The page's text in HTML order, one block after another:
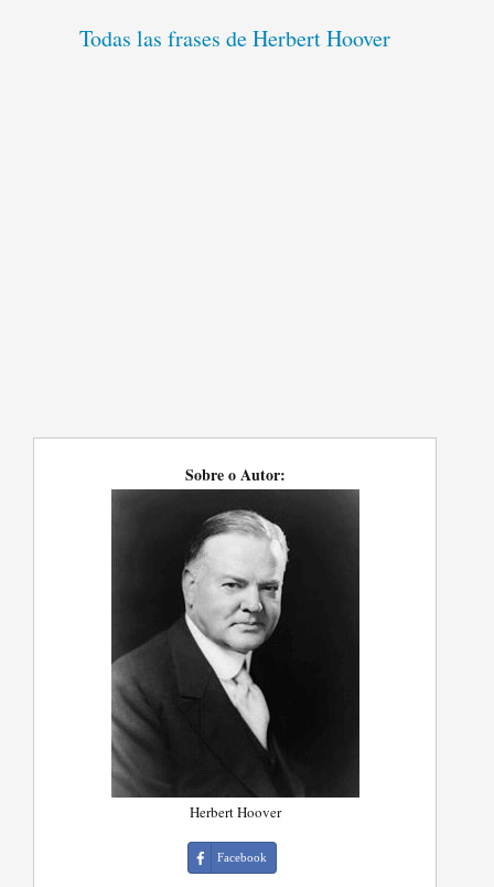
Todas las frases de Herbert Hoover
Sobre o Autor:
Herbert Hoover
Facebook